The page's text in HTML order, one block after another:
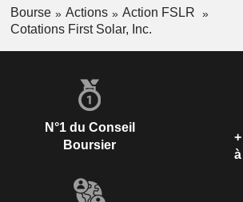
Bourse Actions
Action FSLR
Cotations First Solar, Inc.
N°1 du Conseil
Boursier